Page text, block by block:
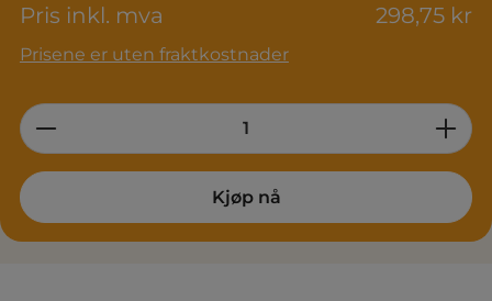
Pris inkl. mva 298,75 kr
Prisene er uten fraktkostnader
Product Quantity: Enter the desired
Kjøp nå